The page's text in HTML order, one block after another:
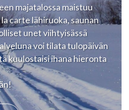
majatalossa maistuu
carte lähiruoka, saunan
unet viihtyisässä
voi tilata tulopäivän
kuulostaisi ihana hieronta